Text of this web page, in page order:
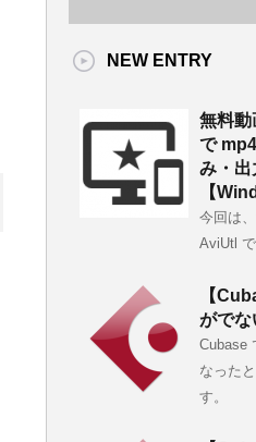
NEW ENTRY
無料動
で
み・出
【
今回は
AviUtl
【
がでな
Cubase
なった
す。